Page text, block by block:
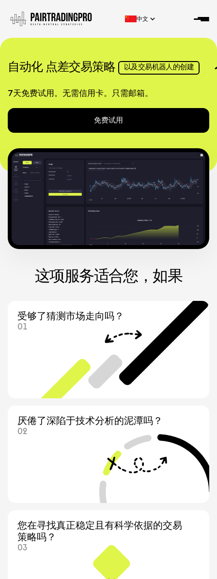
中文
自动化 点差交易策略 以及交易机器人的创建
7天免费试用。无需信用卡。只需邮箱。
免费试用
这项服务适合您，如果
受够了猜测市场走向吗？
厌倦了深陷于技术分析的泥潭吗？
您在寻找真正稳定且有科学依据的交易
策略吗？